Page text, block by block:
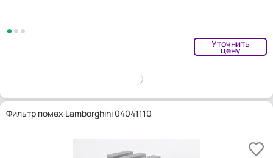
Уточнить
цену
Фильтр помех Lamborghini 04041110